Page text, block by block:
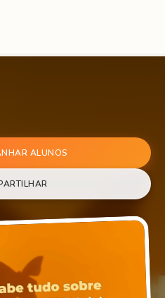
ALUNOS